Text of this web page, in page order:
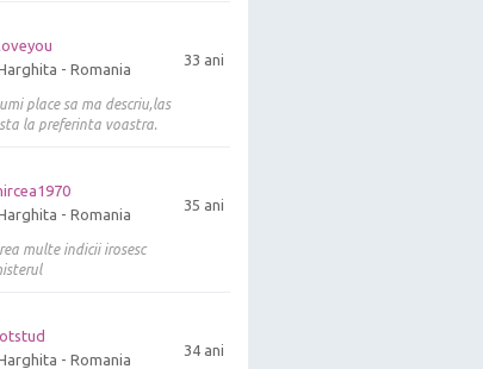
33 ani
- Romania
place sa ma descriu,las
la preferinta voastra.
35 ani
- Romania
multe indicii irosesc
34 ani
- Romania